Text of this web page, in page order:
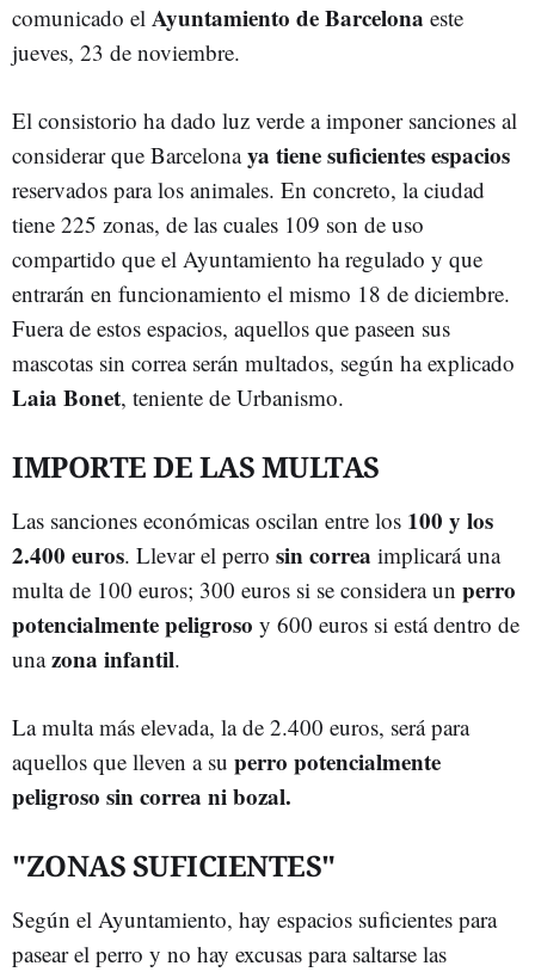
comunicado el Ayuntamiento de Barcelona este
jueves, 23 de noviembre.
El consistorio ha dado luz verde a imponer sanciones al
considerar que Barcelonaya tiene suficientes espacios
reservados para los animales. En concreto, la ciudad
tiene 225 zonas, de las cuales 109 son de uso
compartido que el Ayuntamiento ha regulado y que
entrarán en funcionamiento el mismo 18 de diciembre.
Fuera de estos espacios, aquellos que paseen sus
mascotas sin correa serán multados, según ha explicado
Laia Bonet, teniente de Urbanismo.
IMPORTE DE LAS MULTAS
Las sanciones económicas oscilan entre los 100 y los
2.400 euros. Llevar el perro sin correa implicará una
multa de 100 euros; 300 euros si se considera un perro
potencialmente peligroso y 600 euros si está dentro de
unazona infantil.
La multa más elevada, la de 2.400 euros, será para
aquellos que lleven a su perro potencialmente
peligroso sin correa ni bozal.
"ZONAS SUFICIENTES"
Según el Ayuntamiento, hay espacios suficientes para
pasear el perro y no hay excusas para saltarse las